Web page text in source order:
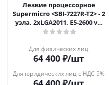
Лезвие процессорное
Supermicro <SBI-7227R-T2> - 2
узла, 2xLGA2011, E5-2600 v2,
DDR3, 2x1GbE
Для физических лиц
64 400 ₽/шт
Для юридических лиц с НДС 5%